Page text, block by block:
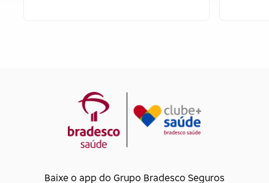
Baixe o app do Grupo Bradesco Seguros